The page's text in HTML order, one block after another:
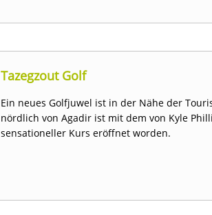
Tazegzout Golf
Ein neues Golfjuwel ist in der Nähe der
nördlich von Agadir ist mit dem von Kyle
sensationeller Kurs eröffnet worden.